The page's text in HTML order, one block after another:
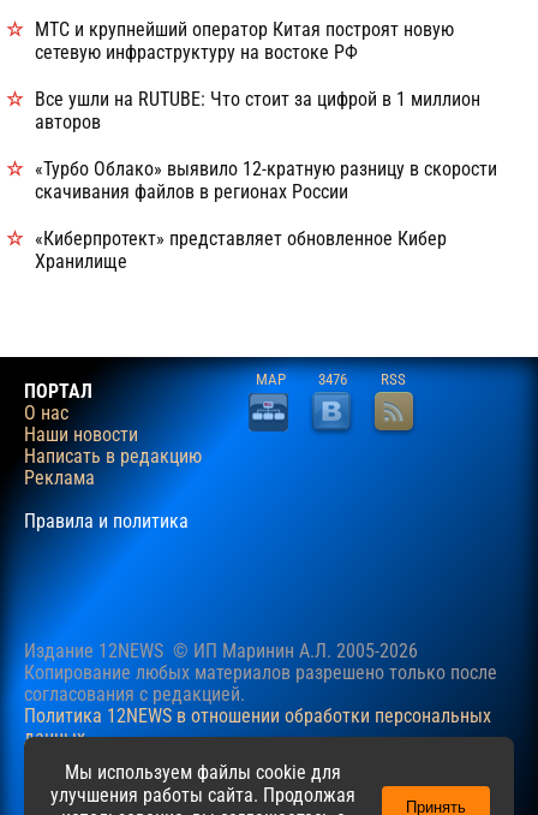
МТС и крупнейший оператор Китая построят новую
сетевую инфраструктуру на востоке РФ
Все ушли на RUTUBE: Что стоит за цифрой в 1 миллион
авторов
«Турбо Облако» выявило 12-кратную разницу в скорости
скачивания файлов в регионах России
«Киберпротект» представляет обновленное Кибер
Хранилище
ПОРТАЛ
О нас
Наши новости
Написать в редакцию
Реклама
Правила и политика
MAP 3476 RSS
Издание 12NEWS © ИП Маринин А.Л. 2005-2026
Копирование любых материалов разрешено только после
согласования c редакцией.
Политика 12NEWS в отношении обработки персональных
данных
Наш сайт использует файлы cookie для учучшения
пользовательского опыта. Продолжая просматривать сайт,
Мы используем файлы cookie для
улучшения работы сайта. Продолжая
Принять